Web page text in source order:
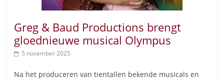
Greg & Baud Productions brengt
gloednieuwe musical Olympus
5 november 2025
Na het produceren van tientallen bekende musicals en